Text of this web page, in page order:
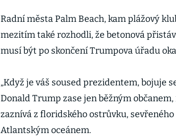
Radní města Palm Beach, kam plážový
mezitím také rozhodli, že betonová
musí být po skončení Trumpova úřadu
„Když je váš soused prezidentem, bojuje
Donald Trump zase jen běžným
zaznívá z floridského ostrůvku,
Atlantským oceánem.